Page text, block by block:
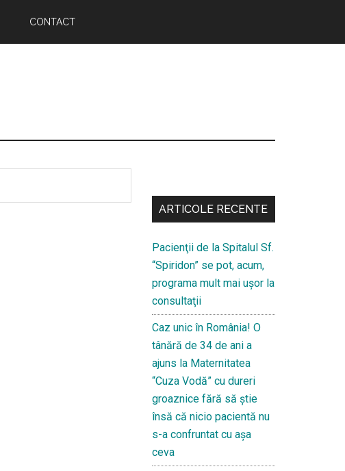
CONTACT
secundara
ARTICOLE RECENTE
Pacienţii de la Spitalul Sf.
“Spiridon” se pot, acum,
programa mult mai uşor la
consultaţii
Caz unic în România! O
tânără de 34 de ani a
ajuns la Maternitatea
“Cuza Vodă” cu dureri
groaznice fără să ştie
însă că nicio pacientă nu
s-a confruntat cu așa
ceva